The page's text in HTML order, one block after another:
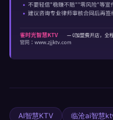
AI智慧KTV 临沧ai智慧